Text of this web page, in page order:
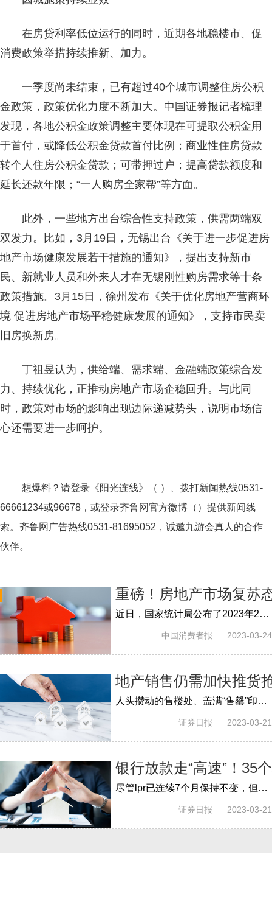
在房贷利率低位运行的同时，近期各地稳楼市、促
消费政策举措持续推新、加力。
一季度尚未结束，已有超过40个城市调整住房公积
金政策，政策优化力度不断加大。中国证券报记者梳理
发现，各地公积金政策调整主要体现在可提取公积金用
于首付，或降低公积金贷款首付比例；商业性住房贷款
转个人住房公积金贷款；可带押过户；提高贷款额度和
延长还款年限；“一人购房全家帮”等方面。
此外，一些地方出台综合性支持政策，供需两端双
双发力。比如，3月19日，无锡出台《关于进一步促进房
地产市场健康发展若干措施的通知》，提出支持新市
民、新就业人员和外来人才在无锡刚性购房需求等十条
政策措施。3月15日，徐州发布《关于优化房地产营商环
境 促进房地产市场平稳健康发展的通知》，支持市民卖
旧房换新房。
丁祖昱认为，供给端、需求端、金融端政策综合发
力、持续优化，正推动房地产市场企稳回升。与此同
时，政策对市场的影响出现边际递减势头，说明市场信
心还需要进一步呵护。
想爆料？请登录《阳光连线》（ ）、拨打新闻热线0531-
66661234或96678，或登录齐鲁网官方微博（）提供新闻线
索。齐鲁网广告热线0531-81695052 ，诚邀九游会真人的合作
伙伴。
重磅！房地产市场复苏
​近日，国家统计局公布了2023年2月份70个大中城市商品住宅销售价格变动情况：70个大中城市中，商品住宅销售价格环比上涨城市个数继续增加...
中国消费者报 2023-03-24
地产销售仍需加快推货
人头攒动的售楼处、盖满“售罄”印戳的销控表、单盘劲销2000套的海报、取消3个点折扣的预告……这是“阳春三月”地产从业者的朋友圈的热闹...
证券日报 2023-03-21
银行放款走“高速”！35
尽管lpr已连续7个月保持不变，但在首套住房贷款利率政策动态调整机制下，多地首套房贷款利率明显回调。据中指研究院统计数据显示，目前已经...
证券日报 2023-03-21